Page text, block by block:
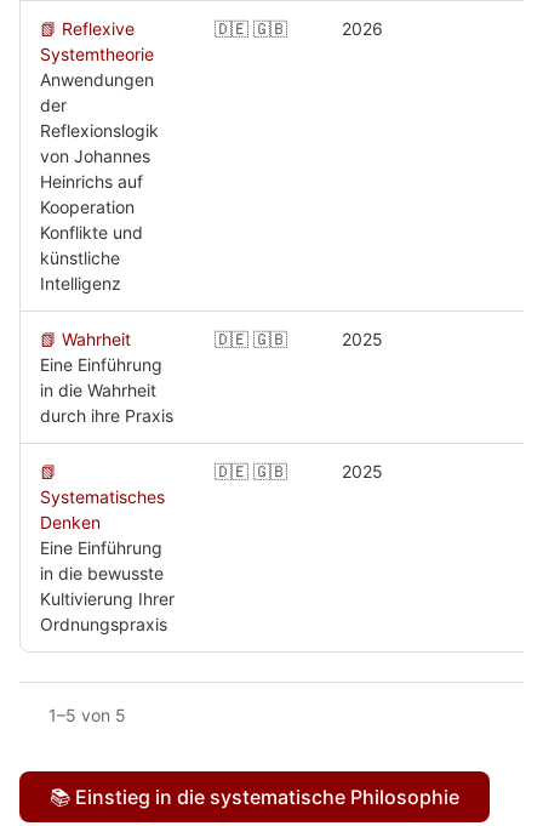
📗 Reflexive
Systemtheorie
Anwendungen
der
Reflexionslogik
von Johannes
Heinrichs auf
Kooperation
Konflikte und
künstliche
Intelligenz
🇩🇪 🇬🇧 2026
📗 Wahrheit
Eine Einführung
in die Wahrheit
durch ihre Praxis
🇩🇪 🇬🇧 2025
📗
Systematisches
Denken
Eine Einführung
in die bewusste
Kultivierung Ihrer
Ordnungspraxis
🇩🇪 🇬🇧 2025
1–5 von 5
📚 Einstieg in die systematische Philosophie